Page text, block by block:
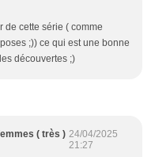
de cette série ( comme
;)) ce qui est une bonne
découvertes ;)
( très ) 24/04/2025
21:27